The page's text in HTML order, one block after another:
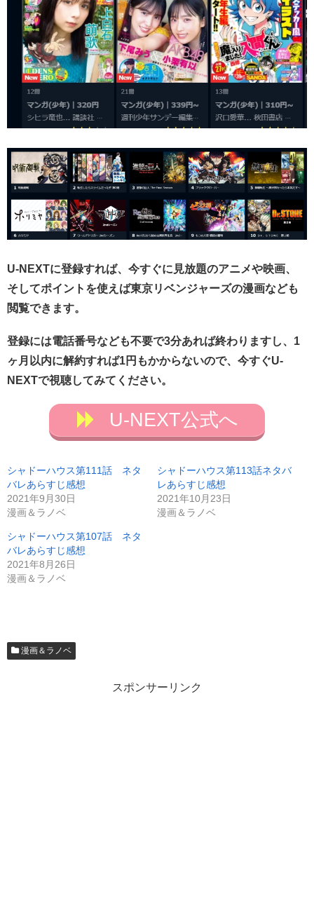
U-NEXTに登録すれば、今すぐに見放題のアニメや映画、
そしてポイントを使えば東京リベンジャーズの漫画なども
閲覧できます。
登録には電話番号なども不要で3分あれば終わりますし、1
ヶ月以内に解約すれば1円もかからないので、今すぐU-
NEXTで視聴してみてください。
U-NEXT公式へ
シャドーハウス第111話 ネタ
バレあらすじ感想
2021年9月30日
漫画＆ラノベ
シャドーハウス第113話ネタバ
レあらすじ感想
2021年10月23日
漫画＆ラノベ
シャドーハウス第107話 ネタ
バレあらすじ感想
2021年8月26日
漫画＆ラノベ
漫画＆ラノベ
スポンサーリンク